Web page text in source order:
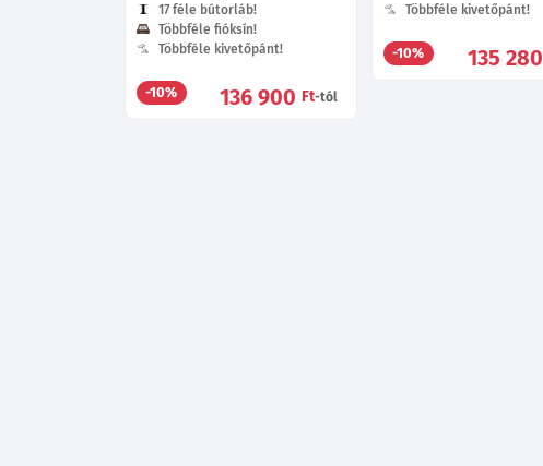
17 féle bútorláb!
Többféle fióksín!
Többféle kivetőpánt!
-10% 136 900 Ft-tól
Többféle kivetőpánt!
-10% 135 280